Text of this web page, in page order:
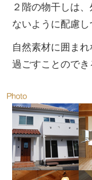
２階の物干しは
ないように配慮し
自然素材に囲ま
過ごすことのでき